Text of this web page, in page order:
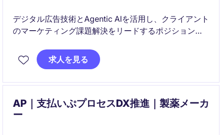
デジタル広告技術とAgentic AIを活用し、クライアント
のマーケティング課題解決をリードするポジションで
で、エンドツーエンドで技術的な価値創出を担いま
す。
求人を見る
AP｜支払いぷプロセスDX推進｜製薬メーカ
ー